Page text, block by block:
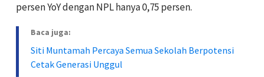
persen YoY dengan NPL hanya 0,75 persen.
Baca juga:
Siti Muntamah Percaya Semua Sekolah Berpotensi
Cetak Generasi Unggul